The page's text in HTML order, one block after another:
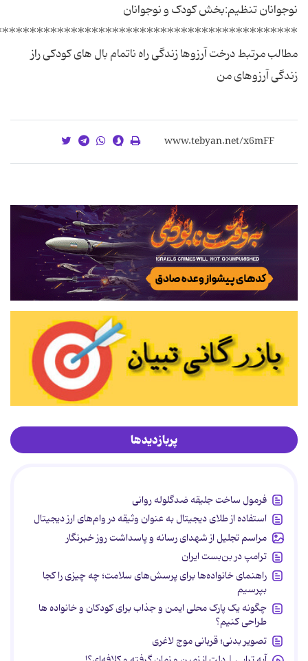
نوجوانان تنظیم:بخش کودک و نوجوانان
مطالب مرتبط درخت آرزوها زندگی راه ناتمام بال های کودکی راز
زندگی آرزوهاى من
پربازدیدها
فرمول ساخت جلیقه ضدگلوله روانی
استفاده از طلای دیجیتال به عنوان وثیقه در وام‌های ارز دیجیتال
مراسم تجلیل از شهدای رسانه و پاسداشت روز خبرنگار
ترامپ در بن‌بست ایران
راهنمای خانواده‌ها برای پرسش‌های سلامت؛ چه چیزی را کجا
بپرسیم
چگونه یک پارک محلی ایمن و جذاب برای کودکان و خانواده ها
طراحی کنیم؟
تصویر بدنی؛ قربانی موج لاغری